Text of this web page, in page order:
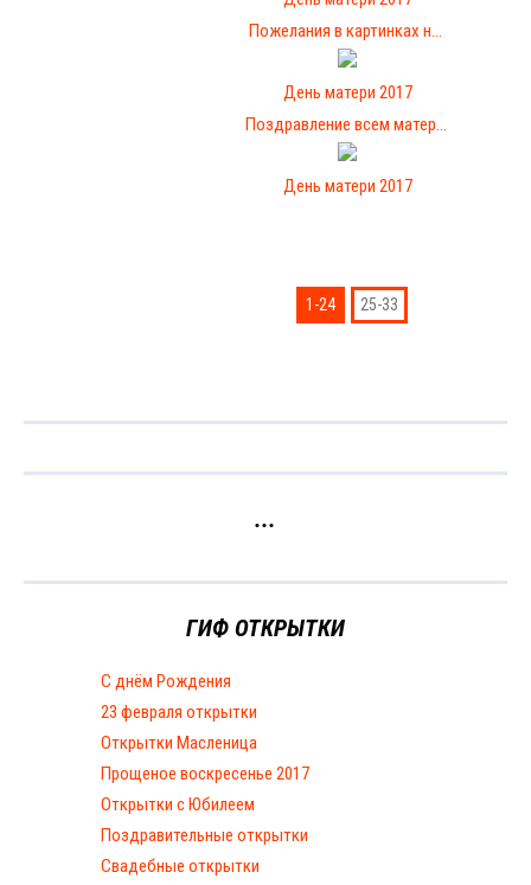
Пожелания в картинках н...
День матери 2017
Поздравление всем матер...
День матери 2017
1-24 25-33
...
ГИФ ОТКРЫТКИ
С днём Рождения
23 февраля открытки
Открытки Масленица
Прощеное воскресенье 2017
Открытки с Юбилеем
Поздравительные открытки
Свадебные открытки